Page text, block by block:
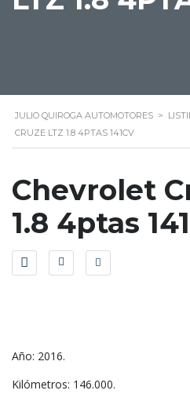
JULIO QUIROGA AUTOMOTORES >
CRUZE LTZ 1.8 4PTAS 141CV
Chevrolet
1.8 4ptas
Año: 2016.
Kilómetros: 146.000.